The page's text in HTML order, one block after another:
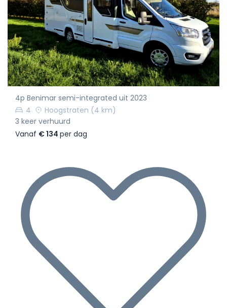
4p Benimar semi-integrated uit 2023
4
Hoogstraten (4 km)
3 keer verhuurd
Vanaf € 134 per dag